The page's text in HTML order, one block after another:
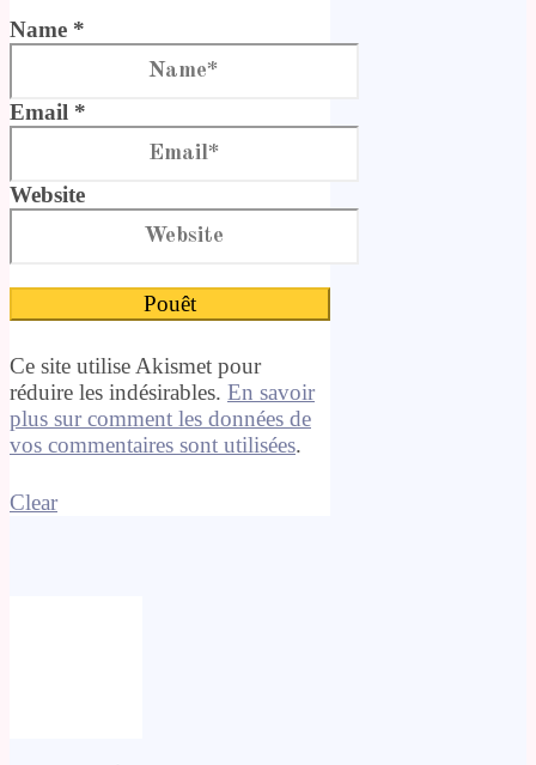
Name *
Email *
Website
Ce site utilise Akismet pour
réduire les indésirables. En savoir
plus sur comment les données de
vos commentaires sont utilisées.
Clear